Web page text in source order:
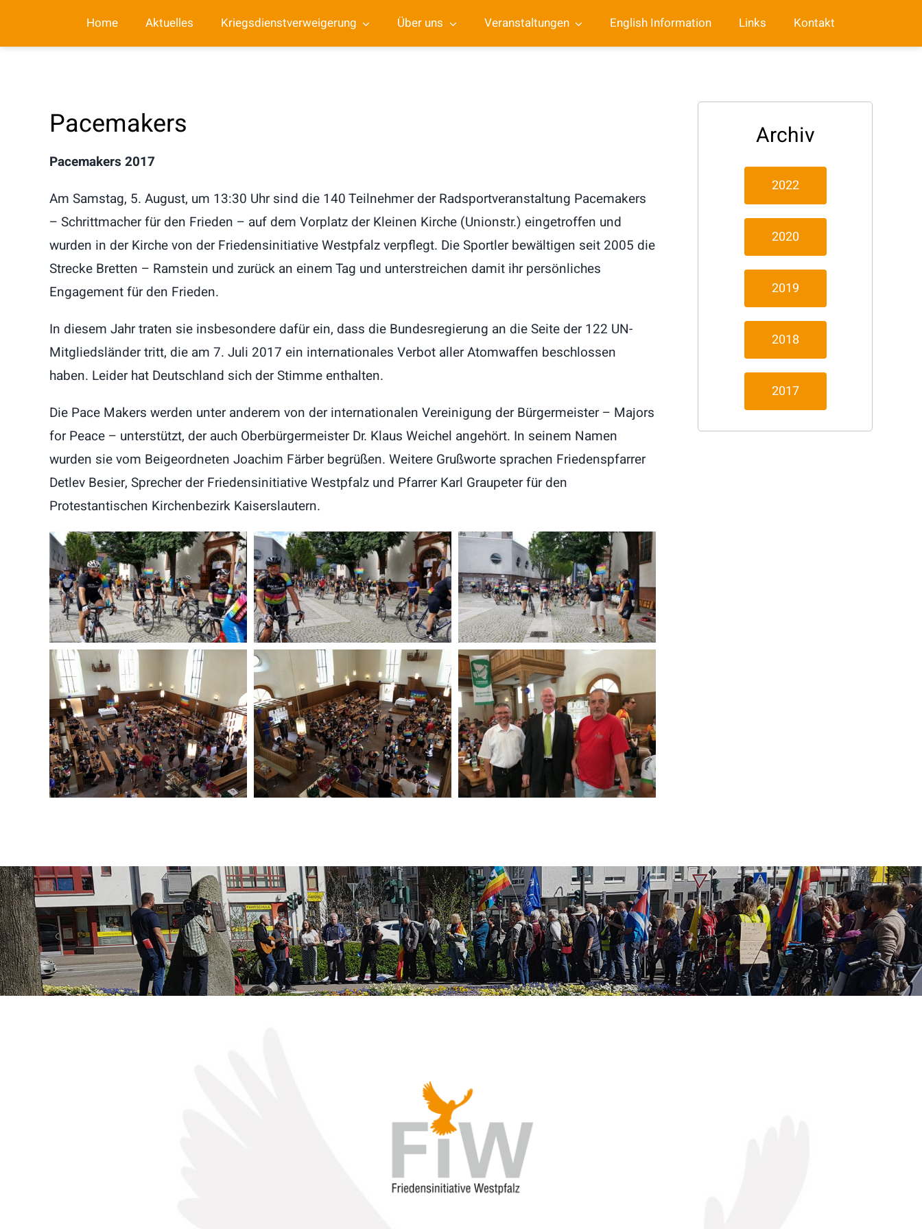
Home Aktuelles Kriegsdienstverweigerung Über uns Veranstaltungen English Information Links Kontakt
Pacemakers
Pacemakers 2017
Am Samstag, 5. August, um 13:30 Uhr sind die 140 Teilnehmer der Radsportveranstaltung Pacemakers
– Schrittmacher für den Frieden – auf dem Vorplatz der Kleinen Kirche (Unionstr.) eingetroffen und
wurden in der Kirche von der Friedensinitiative Westpfalz verpflegt. Die Sportler bewältigen seit 2005 die
Strecke Bretten – Ramstein und zurück an einem Tag und unterstreichen damit ihr persönliches
Engagement für den Frieden.
In diesem Jahr traten sie insbesondere dafür ein, dass die Bundesregierung an die Seite der 122 UN-
Mitgliedsländer tritt, die am 7. Juli 2017 ein internationales Verbot aller Atomwaffen beschlossen
haben. Leider hat Deutschland sich der Stimme enthalten.
Die Pace Makers werden unter anderem von der internationalen Vereinigung der Bürgermeister – Majors
for Peace – unterstützt, der auch Oberbürgermeister Dr. Klaus Weichel angehört. In seinem Namen
wurden sie vom Beigeordneten Joachim Färber begrüßen. Weitere Grußworte sprachen Friedenspfarrer
Detlev Besier, Sprecher der Friedensinitiative Westpfalz und Pfarrer Karl Graupeter für den
Protestantischen Kirchenbezirk Kaiserslautern.
Archiv
2022
2020
2019
2018
2017